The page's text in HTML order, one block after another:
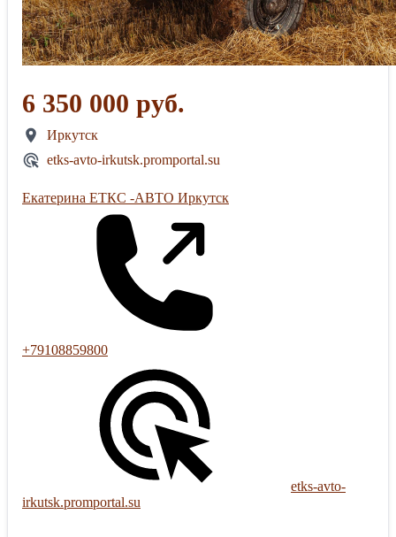
6 350 000 руб.
Иркутск
etks-avto-irkutsk.promportal.su
Екатерина ЕТКС -АВТО Иркутск
+79108859800
etks-avto-
irkutsk.promportal.su